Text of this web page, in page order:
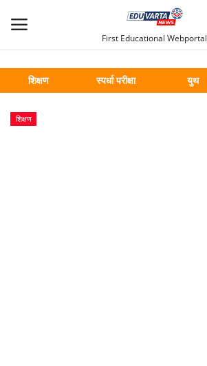
First Educational Webportal
शिक्षण
स्पर्धा परीक्षा युथ
मुख्य
Contact
शिक्षण